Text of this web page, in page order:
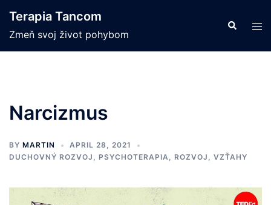
content
Terapia Tancom
Zmeň svoj život pohybom
Search
Narcizmus
BY MARTIN
APRIL 28, 2021
DUCHOVNÝ ROZVOJ , PSYCHOTERAPIA, ROZVOJ , VZŤAHY